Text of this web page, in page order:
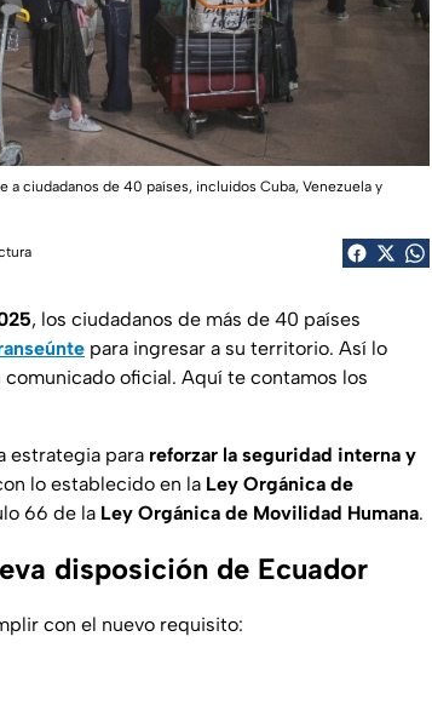
a ciudadanos de 40 países, incluidos Cuba, Venezuela y
, los ciudadanos de más de 40 países
para ingresar a su territorio. Así lo
comunicado oficial. Aquí te contamos los
estrategia para reforzar la seguridad interna y
lo establecido en la Ley Orgánica de
66 de la Ley Orgánica de Movilidad Humana.
disposición de Ecuador
con el nuevo requisito: